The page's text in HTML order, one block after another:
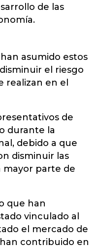
de las
asumido estos
el riesgo
realizan en el
de
durante la
debido a que
disminuir las
mayor parte de
que han
vinculado al
el mercado de
contribuido en